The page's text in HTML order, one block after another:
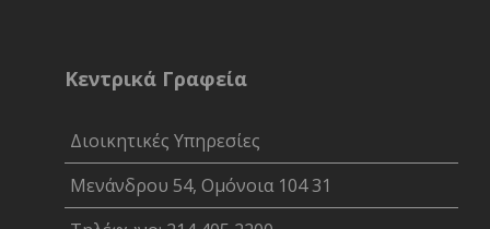
Κεντρικά Γραφεία
Διοικητικές Υπηρεσίες
Μενάνδρου 54, Ομόνοια 104 31